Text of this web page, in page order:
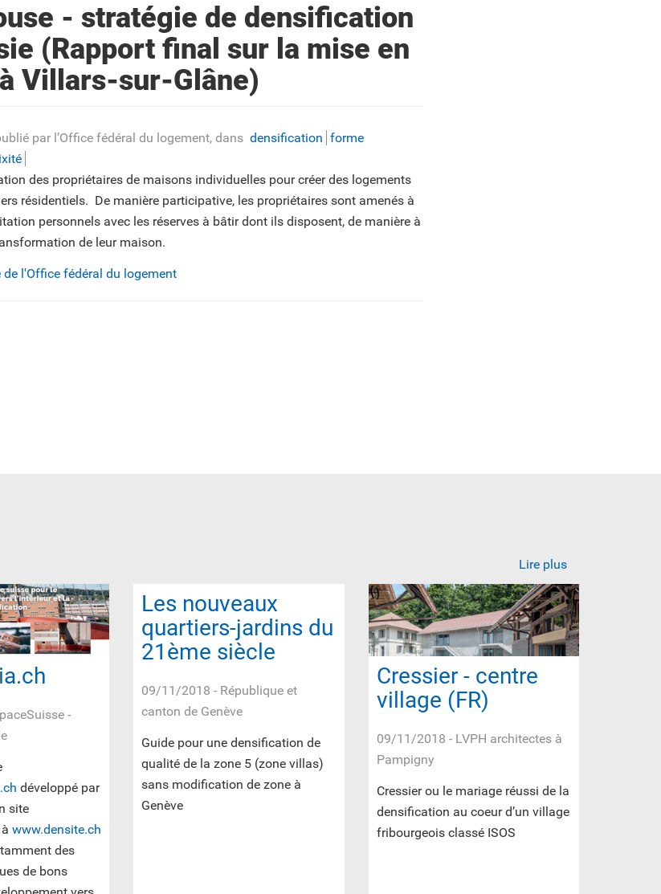
- stratégie de densification
(Rapport final sur la mise en
Villars-sur-Glâne)
par l’Office fédéral du logement, dans densification forme
des propriétaires de maisons individuelles pour créer des logements
résidentiels. De manière participative, les propriétaires sont amenés à
personnels avec les réserves à bâtir dont ils disposent, de manière à
de leur maison.
l'Office fédéral du logement
-
développé par
site
www.densite.ch
des
de bons
Les nouveaux
quartiers-jardins du
21ème siècle
09/11/2018 - République et
canton de Genève
Guide pour une densification de
qualité de la zone 5 (zone villas)
sans modification de zone à
Genève
Cressier - centre
village (FR)
09/11/2018 - LVPH architectes à
Pampigny
Cressier ou le mariage réussi de la
densification au coeur d’un village
fribourgeois classé ISOS
Lire plus